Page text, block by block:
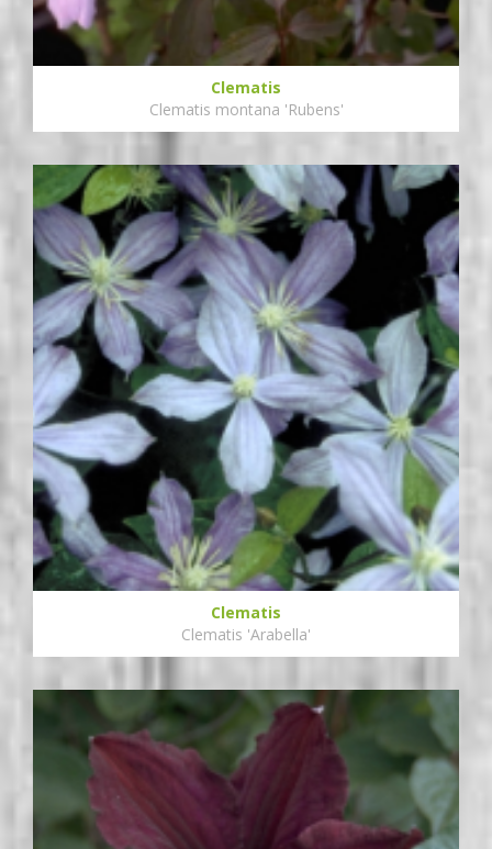
Clematis
Clematis montana 'Rubens'
Clematis
Clematis 'Arabella'